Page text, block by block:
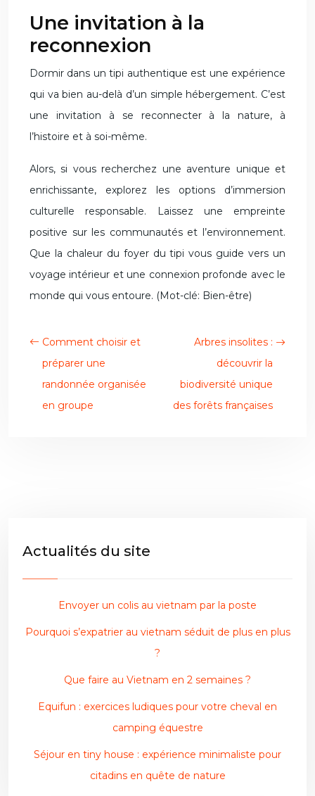
Une invitation à la
reconnexion
Dormir dans un tipi authentique est une expérience
qui va bien au-delà d’un simple hébergement. C’est
une invitation à se reconnecter à la nature, à
l’histoire et à soi-même.
Alors, si vous recherchez une aventure unique et
enrichissante, explorez les options d’immersion
culturelle responsable. Laissez une empreinte
positive sur les communautés et l’environnement.
Que la chaleur du foyer du tipi vous guide vers un
voyage intérieur et une connexion profonde avec le
monde qui vous entoure. (Mot-clé: Bien-être)
Comment choisir et
préparer une
randonnée organisée
en groupe
Arbres insolites :
découvrir la
biodiversité unique
des forêts françaises
Actualités du site
Envoyer un colis au vietnam par la poste
Pourquoi s’expatrier au vietnam séduit de plus en plus
?
Que faire au Vietnam en 2 semaines ?
Equifun : exercices ludiques pour votre cheval en
camping équestre
Séjour en tiny house : expérience minimaliste pour
citadins en quête de nature